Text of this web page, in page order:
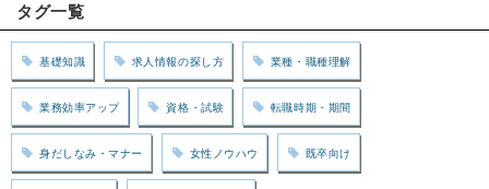
タグ一覧
基礎知識 求人情報の探し方 業種・職種理解
業務効率アップ 資格・試験 転職時期・期間
身だしなみ・マナー 女性ノウハウ 既卒向け